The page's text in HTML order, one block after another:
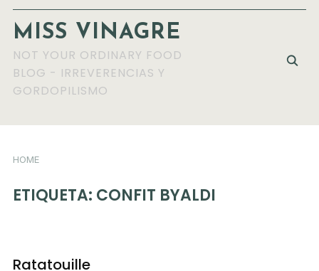
MISS VINAGRE
NOT YOUR ORDINARY FOOD
BLOG - IRREVERENCIAS Y
GORDOPILISMO
HOME
ETIQUETA: CONFIT BYALDI
Ratatouille